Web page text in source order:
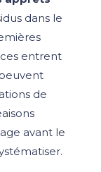
dans le
entrent
de
avant le